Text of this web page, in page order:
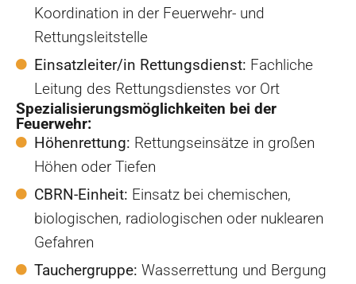
Koordination in der Feuerwehr- und
Rettungsleitstelle
Einsatzleiter/in Rettungsdienst: Fachliche
Leitung des Rettungsdienstes vor Ort
Spezialisierungsmöglichkeiten bei der
Feuerwehr:
Höhenrettung: Rettungseinsätze in großen
Höhen oder Tiefen
CBRN-Einheit: Einsatz bei chemischen,
biologischen, radiologischen oder nuklearen
Gefahren
Tauchergruppe: Wasserrettung und Bergung